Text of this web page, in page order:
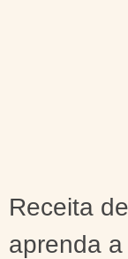
Receita
aprenda